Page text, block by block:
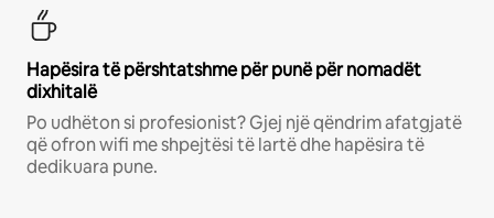
Hapësira të përshtatshme për punë për nomadët
dixhitalë
Po udhëton si profesionist? Gjej një qëndrim afatgjatë
që ofron wifi me shpejtësi të lartë dhe hapësira të
dedikuara pune.